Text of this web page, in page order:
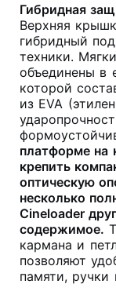
Гибридная
Верхняя
гибридный
техники.
объединены в
которой
из EVA
платформе на
крепить
оптическую
несколько
Cineloader
содержимое.
кармана и
позволяют
памяти, ручки